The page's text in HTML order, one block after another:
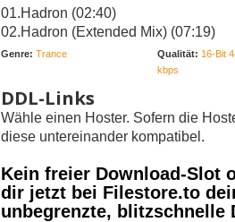
01.Hadron (02:40)
02.Hadron (Extended Mix) (07:19)
Genre: Trance Qualität: 16-Bit
kbps
DDL-Links
Wähle einen Hoster. Sofern die
diese untereinander kompatibel.
Kein freier Download-Slot
dir jetzt bei Filestore.to
unbegrenzte, blitzschnelle